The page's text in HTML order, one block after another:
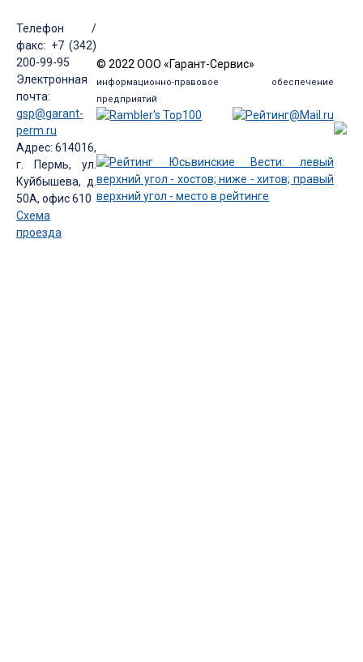
Телефон /
факс: +7 (342)
200-99-95
Электронная
почта:
gsp@garant-
perm.ru
Адрес: 614016,
г. Пермь, ул.
Куйбышева, д.
50А, офис 610
Схема
проезда
© 2022 ООО «Гарант-Сервис»
информационно-правовое обеспечение
предприятий